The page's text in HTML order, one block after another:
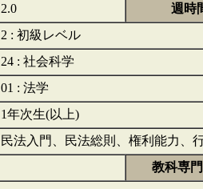
2.0
週時
2 : 初級レベル
24 : 社会科学
01 : 法学
1年次生(以上)
民法入門、民法総則、権利能力、
教科専